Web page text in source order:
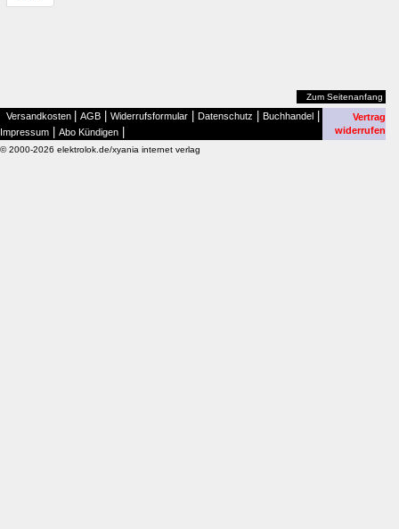
Zum Seitenanfang
Versandkosten AGB Widerrufsformular Datenschutz Buchhandel
Impressum Abo Kündigen
Vertrag
widerrufen
© 2000-2026 elektrolok.de/xyania internet verlag